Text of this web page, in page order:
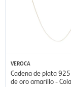
VEROCA
Cadena de plata
de oro amarillo -